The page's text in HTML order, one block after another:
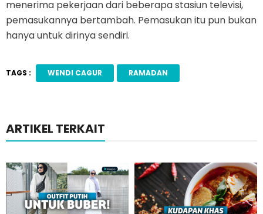
menerima pekerjaan dari beberapa stasiun televisi,
pemasukannya bertambah. Pemasukan itu pun bukan
hanya untuk dirinya sendiri.
TAGS : WENDI CAGUR RAMADAN
ARTIKEL TERKAIT